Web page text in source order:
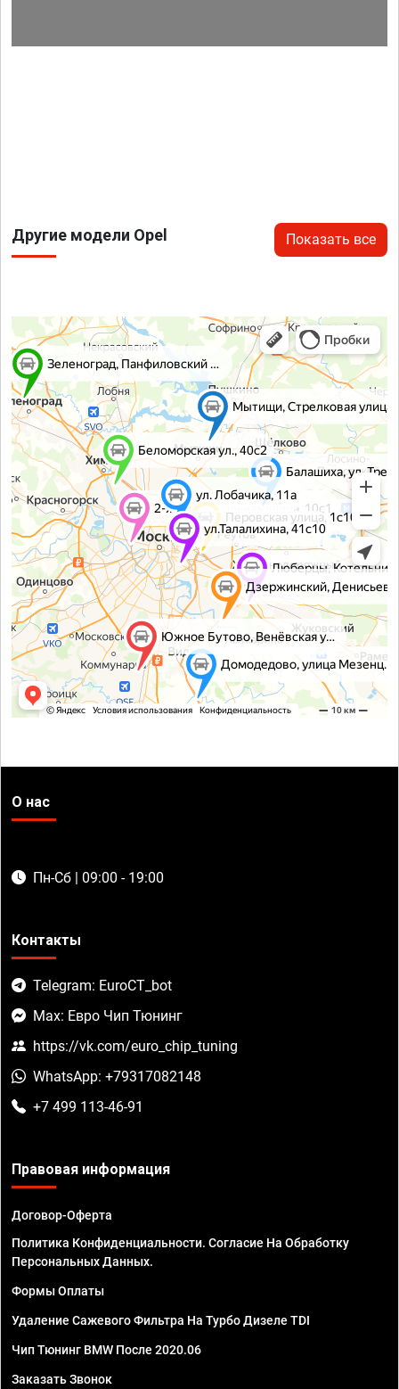
Другие модели Opel Показать все
О нас
Пн-Сб | 09:00 - 19:00
Контакты
Telegram: EuroCT_bot
Max: Евро Чип Тюнинг
https://vk.com/euro_chip_tuning
WhatsApp: +79317082148
+7 499 113-46-91
Правовая информация
Договор-Оферта
Политика Конфиденциальности. Согласие На Обработку
Персональных Данных.
Формы Оплаты
Удаление Сажевого Фильтра На Турбо Дизеле TDI
Чип Тюнинг BMW После 2020.06
Заказать Звонок